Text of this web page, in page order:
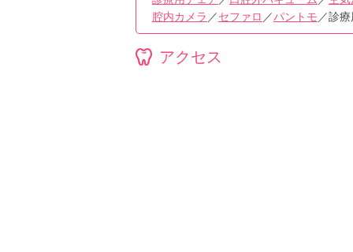
腔内カメラ ／セファロ ／パントモ ／診
アクセス